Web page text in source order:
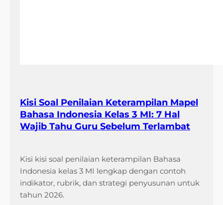
Kisi Soal Penilaian Keterampilan Mapel
Bahasa Indonesia Kelas 3 MI: 7 Hal
Wajib Tahu Guru Sebelum Terlambat
Kisi kisi soal penilaian keterampilan Bahasa
Indonesia kelas 3 MI lengkap dengan contoh
indikator, rubrik, dan strategi penyusunan untuk
tahun 2026.